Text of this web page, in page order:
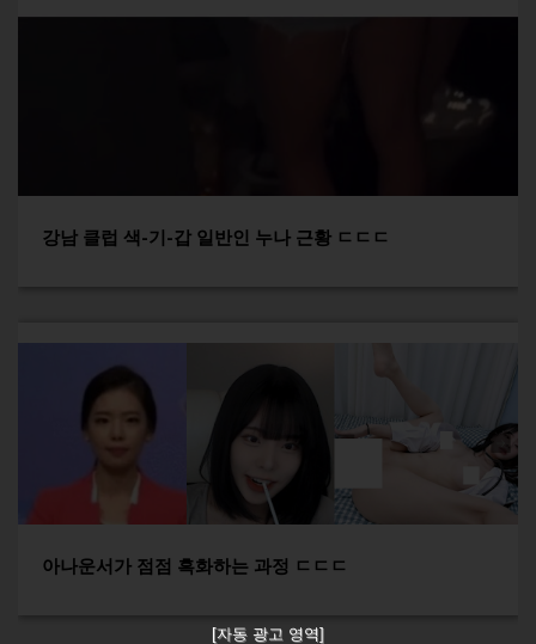
[자동 광고 영역]
강남 클럽 색-기-갑 일반인 누나 근황 ㄷㄷㄷ
아나운서가 점점 흑화하는 과정 ㄷㄷㄷ